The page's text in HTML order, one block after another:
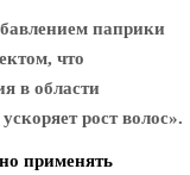
паприки
что
в области
рост волос».
применять